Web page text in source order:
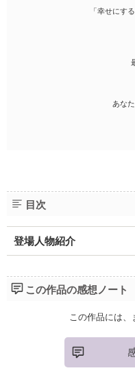
「幸せにす
あな
目次
登場人物紹介
この作品の感想ノート
この作品には、